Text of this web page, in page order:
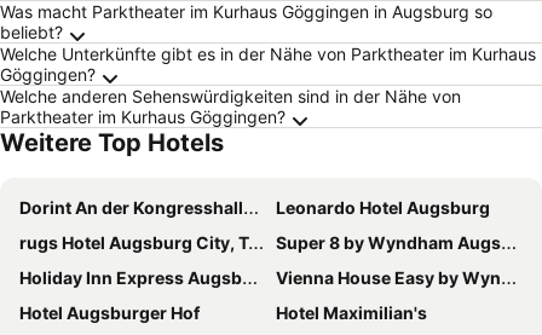
Was macht Parktheater im Kurhaus Göggingen in Augsburg so
beliebt?
Welche Unterkünfte gibt es in der Nähe von Parktheater im Kurhaus
Göggingen?
Welche anderen Sehenswürdigkeiten sind in der Nähe von
Parktheater im Kurhaus Göggingen?
Weitere Top Hotels
Dorint An der Kongresshalle Augsburg
Leonardo Hotel Augsburg
rugs Hotel Augsburg City, Trademark Collection by Wyndham
Super 8 by Wyndham Augsburg
Holiday Inn Express Augsburg By Ihg
Vienna House Easy by Wyndham Augsburg
Hotel Augsburger Hof
Hotel Maximilian's